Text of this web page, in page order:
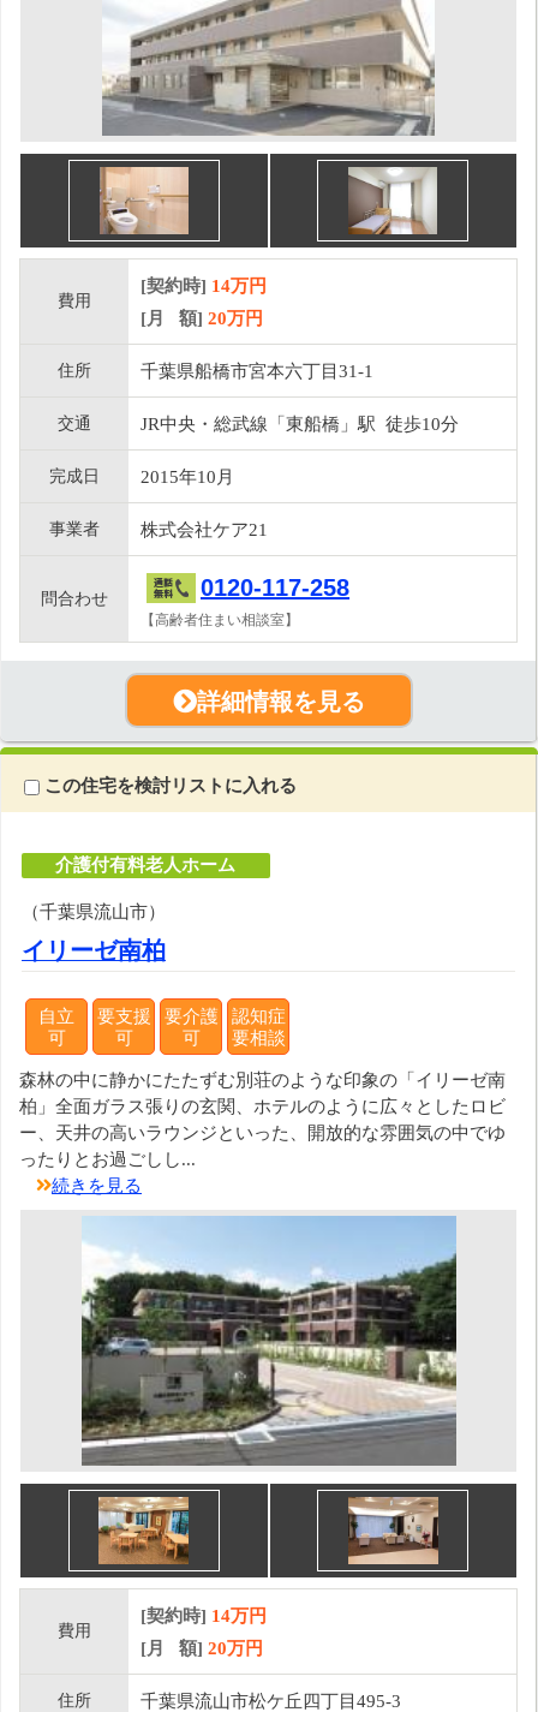
費用
[契約時] 14万円
[月 額] 20万円
住所 千葉県船橋市宮本六丁目31-1
交通 JR中央・総武線「東船橋」駅 徒歩10分
完成日 2015年10月
事業者 株式会社ケア21
問合わせ 0120-117-258
【高齢者住まい相談室】
詳細情報を見る
この住宅を検討リストに入れる
介護付有料老人ホーム
（千葉県流山市）
イリーゼ南柏
自立
可
要支援
可
要介護
可
認知症
要相談
森林の中に静かにたたずむ別荘のような印象の「イリーゼ南
柏」全面ガラス張りの玄関、ホテルのように広々としたロビ
ー、天井の高いラウンジといった、開放的な雰囲気の中でゆ
ったりとお過ごしし...
続きを見る
費用
[契約時] 14万円
[月 額] 20万円
住所 千葉県流山市松ケ丘四丁目495-3